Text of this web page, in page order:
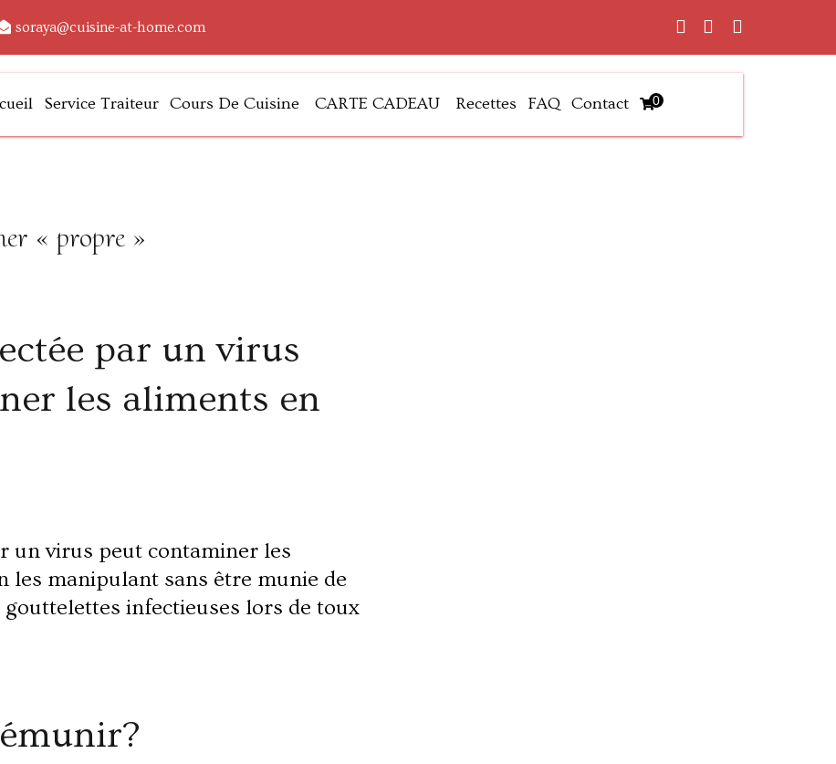
soraya@cuisine-at-home.com
ailleursService Traiteur Cours De Cuisine CARTE CADEAU Recettes FAQ Contact 0
« propre »
par un virus
les aliments en
un virus peut contaminer les
les manipulant sans être munie de
gouttelettes infectieuses lors de toux